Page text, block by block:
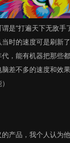
是”打遍天下无敌手
时的速度可是刷新
，能有机器把那些
差不多的速度和效
产品，我个人认为